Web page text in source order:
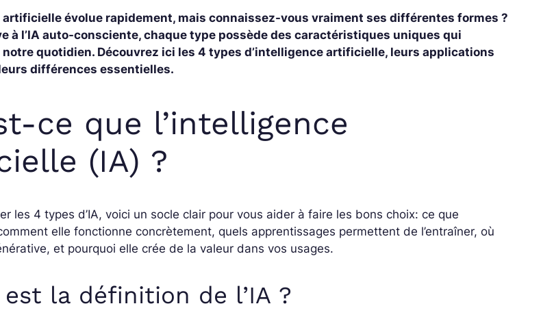
artificielle évolue rapidement, mais connaissez-vous vraiment ses différentes formes ?
à l’IA auto-consciente, chaque type possède des caractéristiques uniques qui
quotidien. Découvrez ici les 4 types d’intelligence artificielle, leurs applications
différences essentielles.
ce que l’intelligence
(IA) ?
les 4 types d’IA, voici un socle clair pour vous aider à faire les bons choix: ce que
elle fonctionne concrètement, quels apprentissages permettent de l’entraîner, où
et pourquoi elle crée de la valeur dans vos usages.
la définition de l’IA ?